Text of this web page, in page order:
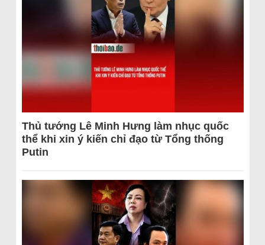
Thủ tướng Lê Minh Hưng làm nhục quốc
thể khi xin ý kiến chỉ đạo từ Tổng thống
Putin